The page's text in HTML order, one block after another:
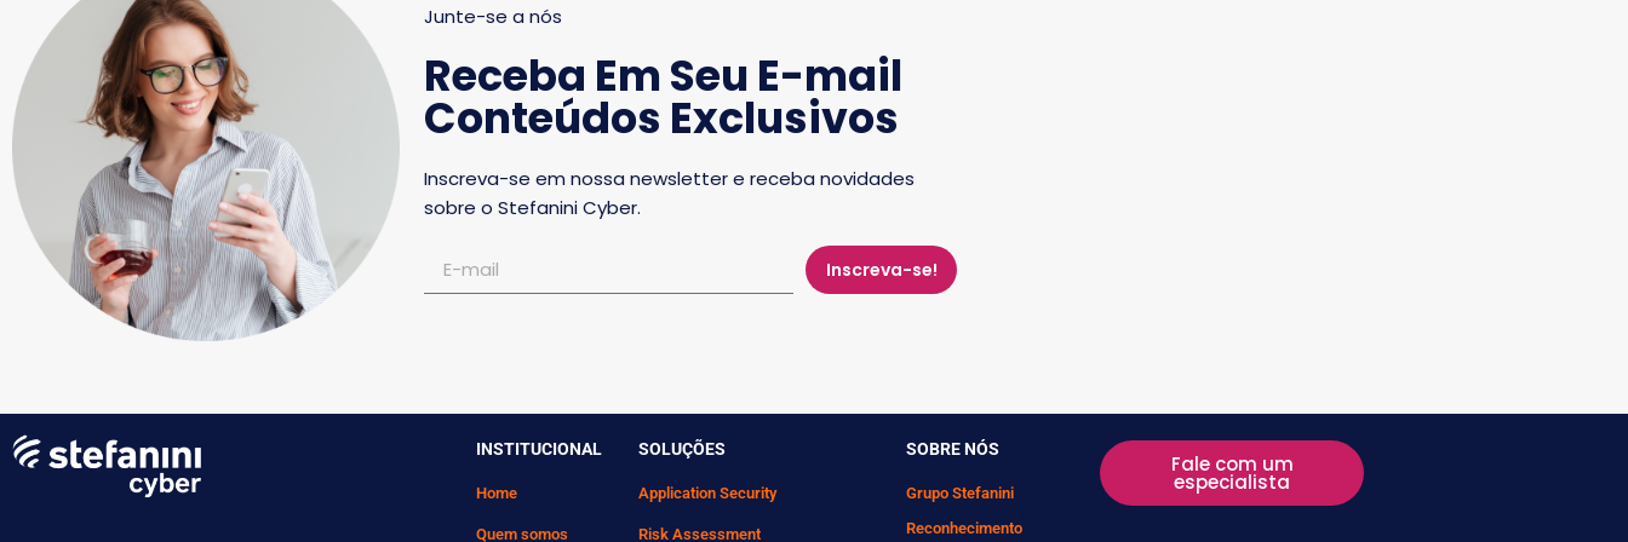
Junte-se a nós
Receba Em Seu E-mail
Conteúdos Exclusivos
Inscreva-se em nossa newsletter e receba novidades
sobre o Stefanini Cyber.
Inscreva-se!
INSTITUCIONAL
Home
Quem somos
SOLUÇÕES
Application Security
Risk Assessment
SOBRE NÓS
Grupo Stefanini
Reconhecimento
Fale com um
especialista